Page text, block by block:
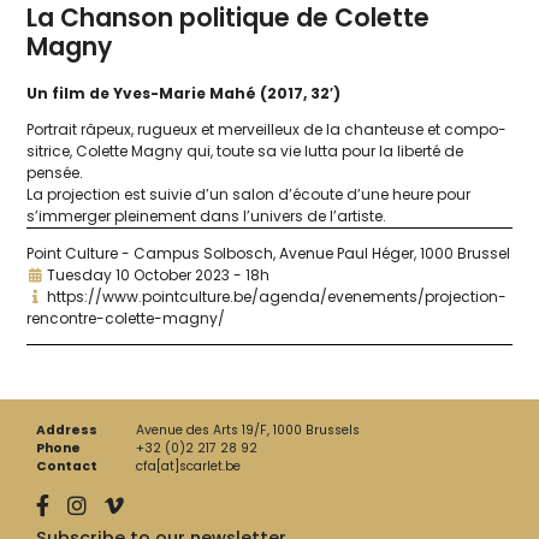
La Chanson politique de Colette
Magny
Un film de Yves-Marie Mahé (2017, 32′)
Portrait râpeux, rugueux et mer­veilleux de la chan­teuse et com­po­
si­trice, Colette Magny qui, toute sa vie lut­ta pour la liber­té de
pensée.
La pro­jec­tion est sui­vie d’un salon d’é­coute d’une heure pour
s’im­mer­ger plei­ne­ment dans l’u­ni­vers de l’artiste.
Point Culture - Campus Solbosch, Avenue Paul Héger, 1000 Brussel
Tuesday 10 October 2023 - 18h
https://www.pointculture.be/agenda/evenements/projection-
rencontre-colette-magny/
Address
Avenue des Arts 19/F, 1000 Brussels
Phone
+32 (0)2 217 28 92
Contact
cfa[at]scarlet.be